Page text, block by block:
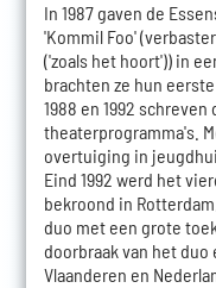
In 1987 gaven de
'Kommil Foo'
('zoals het hoort')) in
brachten ze hun
1988 en 1992
theaterprogramma's.
overtuiging in
Eind 1992 werd het
bekroond in
duo met een grote
doorbraak van het duo
Vlaanderen en